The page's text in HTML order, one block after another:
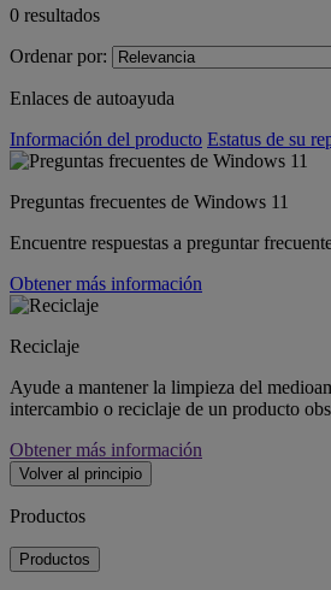
0 resultados
Ordenar por:
Enlaces de autoayuda
Información del producto Estatus de su
Preguntas frecuentes de Windows 11
Encuentre respuestas a preguntar
Obtener más información
Reciclaje
Ayude a mantener la limpieza del
intercambio o reciclaje de un producto
Obtener más información
Volver al principio
Productos
Productos